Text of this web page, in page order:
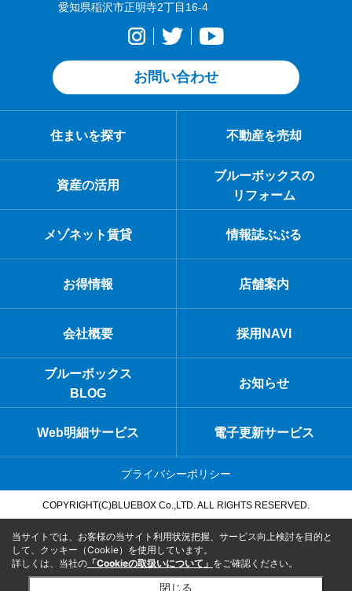
愛知県稲沢市正明寺2丁目16-4
お問い合わせ
住まいを探す 不動産を売却
資産の活用
ブルーボックスの
リフォーム
メゾネット賃貸 情報誌ぶぶる
お得情報 店舗案内
会社概要 採用NAVI
ブルーボックス
BLOG
お知らせ
Web明細サービス 電子更新サービス
プライバシーポリシー
COPYRIGHT(C)BLUEBOX Co.,LTD. ALL RIGHTS RESERVED.
当サイトでは、お客様の当サイト利用状況把握、サービス向上検討を目的と
して、クッキー（Cookie）を使用しています。
詳しくは、当社の 「Cookieの取扱いについて」 をご確認ください。
閉じる